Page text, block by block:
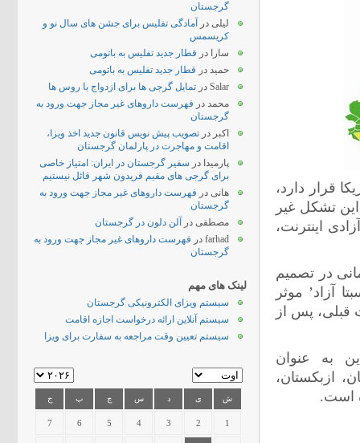
قرار دارد،
تشکل غیر
اینترنت،
در تصمیم
آزاد’ موثر
قبلی، پس از
به عنوان
ازبکستان،
است.
گرجستان
لیلی در
آمادگی تفلیس برای جشن های سال نو و
کریسمس
سارا
در قطار جدید تفلیس به باتومی
حمید در قطار جدید تفلیس به باتومی
Salar در تمایل گرجی ها برای ازدواج با روس ها
محمد در فهرست داروهای غیر مجاز جهت ورود به
گرجستان
اکبر در تصویب پیش نویس قانون جدید اخذ ویزا،
اقامت و مهاجرت در پارلمان گرجستان
پارمیدا در سفیر گرجستان در ایران: امتیاز خاصی
برای گرجی های مقیم فریدون شهر قائل نیستیم
هانی در فهرست داروهای غیر مجاز جهت ورود به
گرجستان
مصطفی در
آلن دلون در گرجستان
farhad در فهرست داروهای غیر مجاز جهت ورود به
گرجستان
لینک های مهم
سیستم ویزای الکترونیکی گرجستان
سیستم آنلاین ارائه درخواست اجازه اقامت
سیستم تعیین وقت مراجعه به سفارت برای ویزا
ش ی د س چ پ ج
1
2
3
4
5
6
7